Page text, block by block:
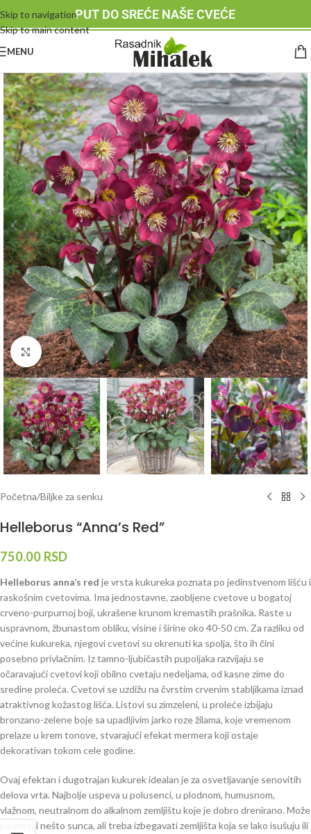
Skip to navigation
Skip to main content
PUT DO SREĆE NAŠE CVEĆE
MENU
Klknite da uvećate
Početna/Biljke za senku
Helleborus “Anna’s Red”
750.00 RSD
Helleborus anna’s red je vrsta kukureka poznata po jedinstvenom lišću i
raskošnim cvetovima. Ima jednostavne, zaobljene cvetove u bogatoj
crveno-purpurnoj boji, ukrašene krunom kremastih prašnika. Raste u
uspravnom, žbunastom obliku, visine i širine oko 40-50 cm. Za razliku od
većine kukureka, njegovi cvetovi su okrenuti ka spolja, što ih čini
posebno privlačnim. Iz tamno-ljubičastih pupoljaka razvijaju se
očaravajući cvetovi koji obilno cvetaju nedeljama, od kasne zime do
sredine proleća. Cvetovi se uzdižu na čvrstim crvenim stabljikama iznad
atraktivnog kožastog lišća. Listovi su zimzeleni, u proleće izbijaju
bronzano-zelene boje sa upadljivim jarko roze žilama, koje vremenom
prelaze u krem tonove, stvarajući efekat mermera koji ostaje
dekorativan tokom cele godine.
Ovaj efektan i dugotrajan kukurek idealan je za osvetljavanje senovitih
delova vrta. Najbolje uspeva u polusenci, u plodnom, humusnom,
vlažnom, neutralnom do alkalnom zemljištu koje je dobro drenirano. Može
podneti i nešto sunca, ali treba izbegavati zemljišta koja se lako isušuju ili